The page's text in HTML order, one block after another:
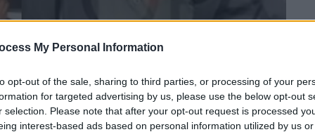
My Personal Information
opt-out of the sale, sharing to third parties, or processing of your
for targeted advertising by us, please use the below opt-out
selection. Please note that after your opt-out request is processed
interest-based ads based on personal information utilized by us